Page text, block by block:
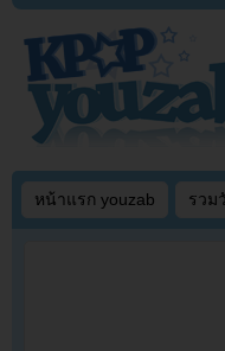
หน้าแรก youzab รวม